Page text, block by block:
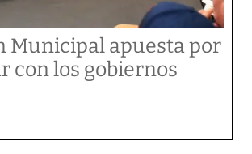
Municipal apuesta por
con los gobiernos